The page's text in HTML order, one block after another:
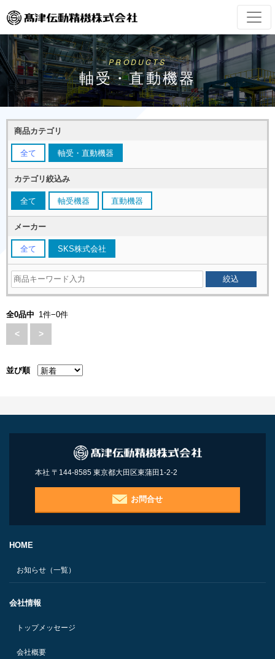
PRODUCTS
軸受・直動機器
商品カテゴリ
全て 軸受・直動機器
カテゴリ絞込み
全て 軸受機器 直動機器
メーカー
全て SKS株式会社
全0品中 1件−0件
< >
並び順
本社 〒144-8585 東京都大田区東蒲田1-2-2
お問合せ
HOME
お知らせ（一覧）
会社情報
トップメッセージ
会社概要